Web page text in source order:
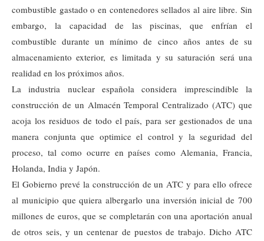
combustible gastado o en contenedores sellados al aire libre. Sin
embargo, la capacidad de las piscinas, que enfrían el
combustible durante un mínimo de cinco años antes de su
almacenamiento exterior, es limitada y su saturación será una
realidad en los próximos años.
La industria nuclear española considera imprescindible la
construcción de un Almacén Temporal Centralizado (ATC) que
acoja los residuos de todo el país, para ser gestionados de una
manera conjunta que optimice el control y la seguridad del
proceso, tal como ocurre en países como Alemania, Francia,
Holanda, India y Japón.
El Gobierno prevé la construcción de un ATC y para ello ofrece
al municipio que quiera albergarlo una inversión inicial de 700
millones de euros, que se completarán con una aportación anual
de otros seis, y un centenar de puestos de trabajo. Dicho ATC